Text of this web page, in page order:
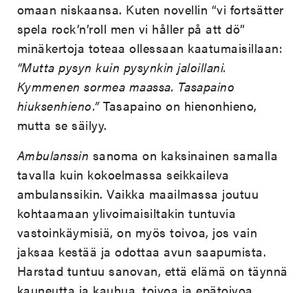
omaan niskaansa. Kuten novellin “vi fortsätter
spela rock’n’roll men vi håller på att dö”
minäkertoja toteaa ollessaan kaatumaisillaan:
“Mutta pysyn kuin pysynkin jaloillani.
Kymmenen sormea maassa. Tasapaino
hiuksenhieno.”Tasapaino on hienonhieno,
mutta se säilyy.
Ambulanssin sanoma on kaksinainen samalla
tavalla kuin kokoelmassa seikkaileva
ambulanssikin. Vaikka maailmassa joutuu
kohtaamaan ylivoimaisiltakin tuntuvia
vastoinkäymisiä, on myös toivoa, jos vain
jaksaa kestää ja odottaa avun saapumista.
Harstad tuntuu sanovan, että elämä on täynnä